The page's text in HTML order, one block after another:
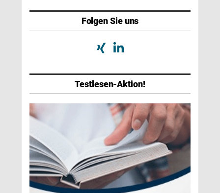
Folgen Sie uns
Testlesen-Aktion!